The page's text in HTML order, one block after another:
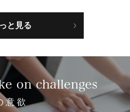
と見る
on challenges
意 欲